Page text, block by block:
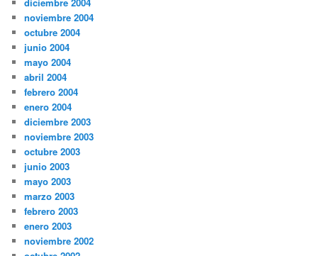
noviembre 2004
octubre 2004
junio 2004
mayo 2004
abril 2004
febrero 2004
enero 2004
diciembre 2003
noviembre 2003
octubre 2003
junio 2003
mayo 2003
marzo 2003
febrero 2003
enero 2003
noviembre 2002